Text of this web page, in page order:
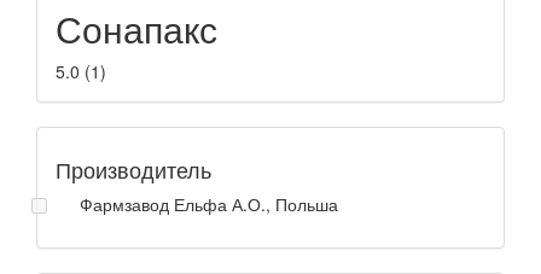
Сонапакс
5.0 (1)
Производитель
Фармзавод Ельфа А.О., Польша